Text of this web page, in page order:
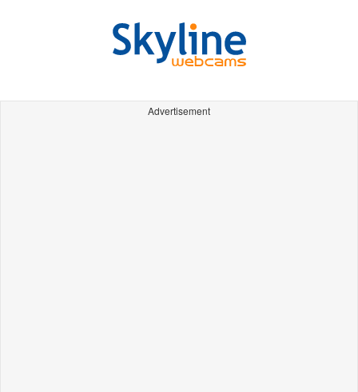
Advertisement